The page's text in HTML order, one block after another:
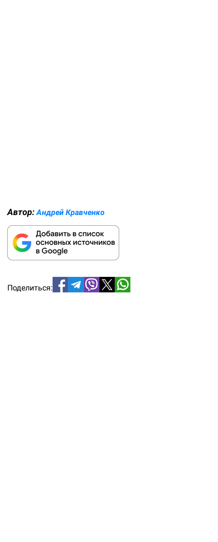
Автор: Андрей Кравченко
Поделиться: